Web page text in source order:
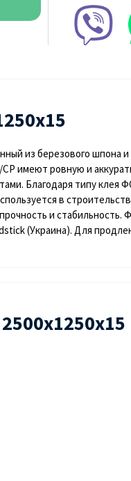
из березового шпона
имеют ровную и
Благодаря типу клея
в
и стабильность.
(Украина). Для